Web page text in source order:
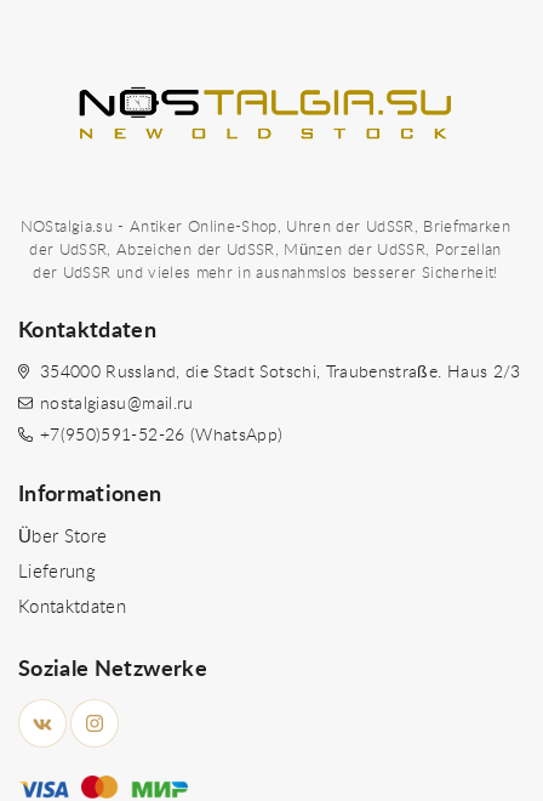
NOStalgia.su - Antiker Online-Shop, Uhren der UdSSR, Briefmarken
der UdSSR, Abzeichen der UdSSR, Münzen der UdSSR, Porzellan
der UdSSR und vieles mehr in ausnahmslos besserer Sicherheit!
Kontaktdaten
354000 Russland, die Stadt Sotschi, Traubenstraße. Haus 2/3
nostalgiasu@mail.ru
+7(950)591-52-26 (WhatsApp)
Informationen
Über Store
Lieferung
Kontaktdaten
Soziale Netzwerke